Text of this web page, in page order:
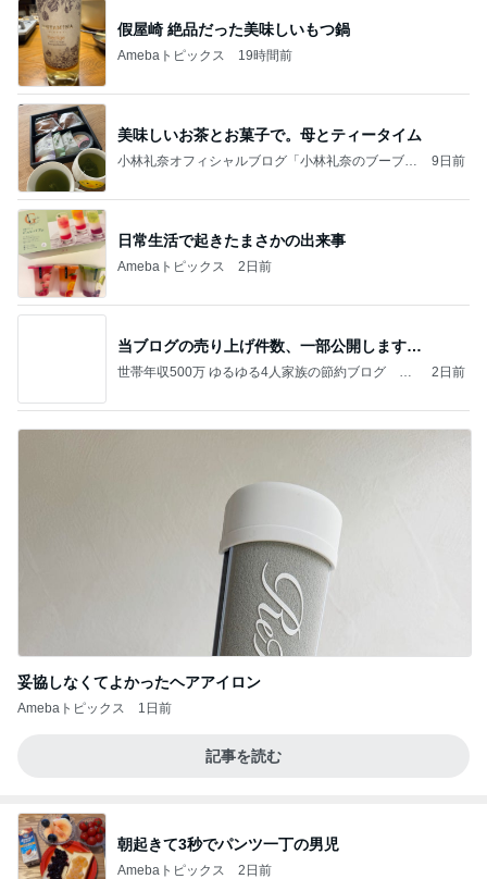
假屋崎 絶品だった美味しいもつ鍋
Amebaトピックス 19時間前
美味しいお茶とお菓子で。母とティータイム
小林礼奈オフィシャルブログ「小林礼奈のブーブー
9日前
日常生活で起きたまさかの出来事
Amebaトピックス 2日前
当ブログの売り上げ件数、一部公開します…
世帯年収500万 ゆるゆる4人家族の節約ブログ 〜
2日前
妥協しなくてよかったヘアアイロン
Amebaトピックス 1日前
記事を読む
朝起きて3秒でパンツ一丁の男児
Amebaトピックス 2日前